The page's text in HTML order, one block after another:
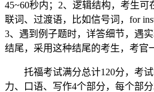
45~60秒内；2、逻辑结构，考生
联词、过渡语，比如信号词，for
3、遇到例子题时，详答细节，遇
结尾，采用这种结尾的考生，考官
托福考试满分总计120分，考试
力、口语、写作4个部分，每个部分